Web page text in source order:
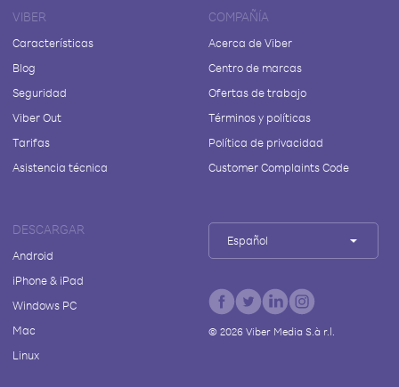
VIBER
Características
Blog
Seguridad
Viber Out
Tarifas
Asistencia técnica
COMPAÑÍA
Acerca de Viber
Centro de marcas
Ofertas de trabajo
Términos y políticas
Política de privacidad
Customer Complaints Code
DESCARGAR
Android
iPhone & iPad
Windows PC
Mac
Linux
Español
© 2026Viber Media S.à r.l.